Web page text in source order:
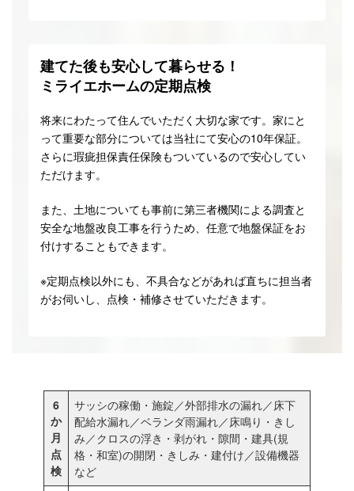
建てた後も安心して暮らせる！
ミライエホームの定期点検
将来にわたって住んでいただく大切な家です。家にと
って重要な部分については当社にて安心の10年保証。
さらに瑕疵担保責任保険もついているので安心してい
ただけます。
また、土地についても事前に第三者機関による調査と
安全な地盤改良工事を行うため、任意で地盤保証をお
付けすることもできます。
※定期点検以外にも、不具合などがあれば直ちに担当者
がお伺いし、点検・補修させていただきます。
6
か
月
点
検
サッシの稼働・施錠／外部排水の漏れ／床下
配給水漏れ／ベランダ雨漏れ／床鳴り・きし
み／クロスの浮き・剥がれ・隙間・建具(規
格・和室)の開閉・きしみ・建付け／設備機器
など